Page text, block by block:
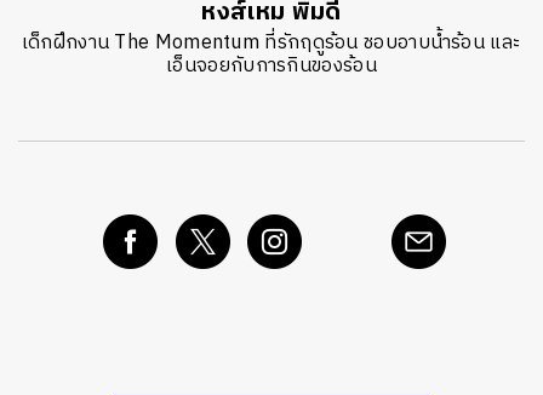
หงส์เหม พิมดี
เด็กฝึกงาน The Momentum ที่รักฤดูร้อน ชอบอาบน้ำร้อน และ
เอ็นจอยกับการกินของร้อน